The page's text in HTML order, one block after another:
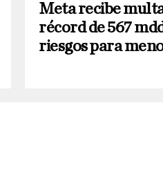
Meta recibe
récord de 567
riesgos para